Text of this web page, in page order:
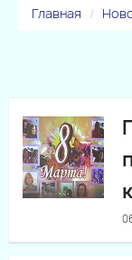
Главная